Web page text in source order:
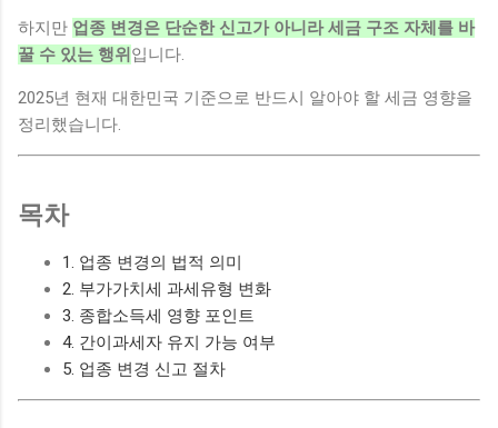
하지만 업종 변경은 단순한 신고가 아니라 세금 구조 자체를 바
꿀 수 있는 행위 입니다.
2025년 현재 대한민국 기준으로 반드시 알아야 할 세금 영향을
정리했습니다.
목차
1. 업종 변경의 법적 의미
2. 부가가치세 과세유형 변화
3. 종합소득세 영향 포인트
4. 간이과세자 유지 가능 여부
5. 업종 변경 신고 절차